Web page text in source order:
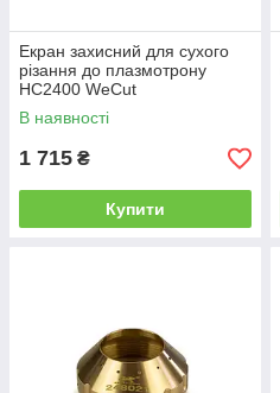
Екран захисний для сухого
різання до плазмотрону
HC2400 WeCut
В наявності
1 715 ₴
Купити